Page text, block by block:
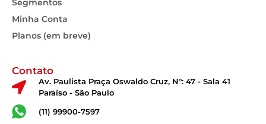
Segmentos
Minha Conta
Planos (em breve)
Contato
Av. Paulista Praça Oswaldo Cruz, N°: 47 - Sala 41
Paraíso - São Paulo
(11) 99900-7597